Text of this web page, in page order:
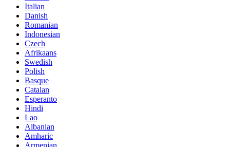
Italian
Danish
Romanian
Indonesian
Czech
Afrikaans
Swedish
Polish
Basque
Catalan
Esperanto
Hindi
Lao
Albanian
Amharic
Armenian